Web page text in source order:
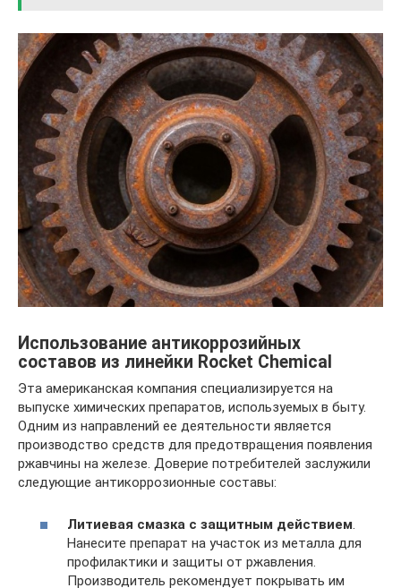
Использование антикоррозийных
составов из линейки Rocket Chemical
Эта американская компания специализируется на
выпуске химических препаратов, используемых в быту.
Одним из направлений ее деятельности является
производство средств для предотвращения появления
ржавчины на железе. Доверие потребителей заслужили
следующие антикоррозионные составы:
Литиевая смазка с защитным действием.
Нанесите препарат на участок из металла для
профилактики и защиты от ржавления.
Производитель рекомендует покрывать им